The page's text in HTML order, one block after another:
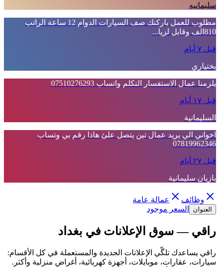
سليمانيه
مطلوب للعمل باركنك صف السيارات الدوام 12 ساعة الراتب
810الف وقابل لزيا...
قبل ٧ أيام
بختياري
يلزمنا عمال الاستفسار التكلم واتساب 07510276293
قبل ١٧ أيام
السليمانية
اخواني الي يريد عمال تبن يتصل علئ هاذا رقم بي وتساب
07819962346
قبل ٢٧ أيام
بازيان سليمانية
وظائف عمالة عامة
العنوان السعر موجود
راقي — سوق الإعلانات في بغداد
راقي يساعدك تلگّي الإعلانات الجديدة والمستعملة في كل الأقسام:
سيارات، عقارات، موبايلات، أجهزة كهربائية، أغراض منزلية وأكثر.